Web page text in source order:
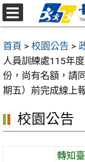
跳
至
要
內
容
區
首頁 > 校園公告 >
人員訓練處115年
份，尚有名額，請
期五）前完成線上
校園公告
轉知
選
單